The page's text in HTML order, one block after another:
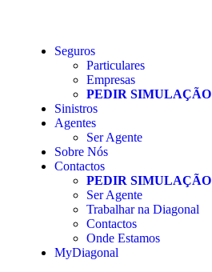
Seguros
Particulares
Empresas
PEDIR SIMULAÇÃO
Sinistros
Agentes
Ser Agente
Sobre Nós
Contactos
PEDIR SIMULAÇÃO
Ser Agente
Trabalhar na Diagonal
Contactos
Onde Estamos
MyDiagonal